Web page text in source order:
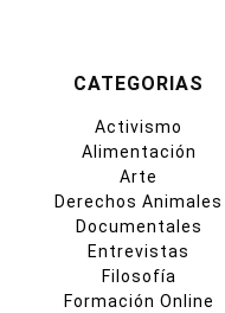
CATEGORIAS
Activismo
Alimentación
Arte
Derechos Animales
Documentales
Entrevistas
Filosofía
Formación Online